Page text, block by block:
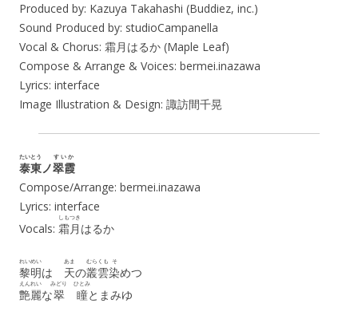
Produced by: Kazuya Takahashi (Buddiez, inc.)
Sound Produced by: studioCampanella
Vocal & Chorus: 霜月はるか (Maple Leaf)
Compose & Arrange & Voices: bermei.inazawa
Lyrics: interface
Image Illustration & Design: 諏訪間千晃
泰東
たいとう
ノ翠霞
すいか
Compose/Arrange: bermei.inazawa
Lyrics: interface
Vocals: 霜月
しもつき
はるか
黎明
れいめい
は 天
あま
の叢雲
むらくも
染
そ
めつ
艶麗
えんれい
な翠
みどり
瞳
ひとみ
とまみゆ